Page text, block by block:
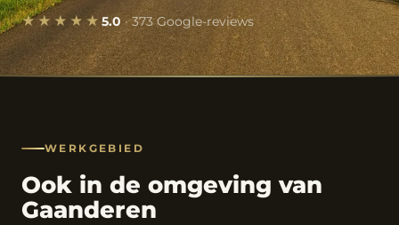
★★★★★ 5.0· 373 Google-reviews
WERKGEBIED
Ook in de omgeving van
Gaanderen